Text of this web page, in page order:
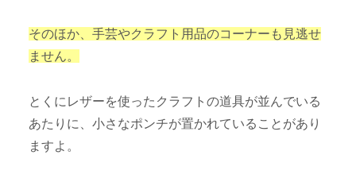
そのほか、手芸やクラフト用品のコーナーも見逃せ
ません。
とくにレザーを使ったクラフトの道具が並んでいる
あたりに、小さなポンチが置かれていることがあり
ますよ。